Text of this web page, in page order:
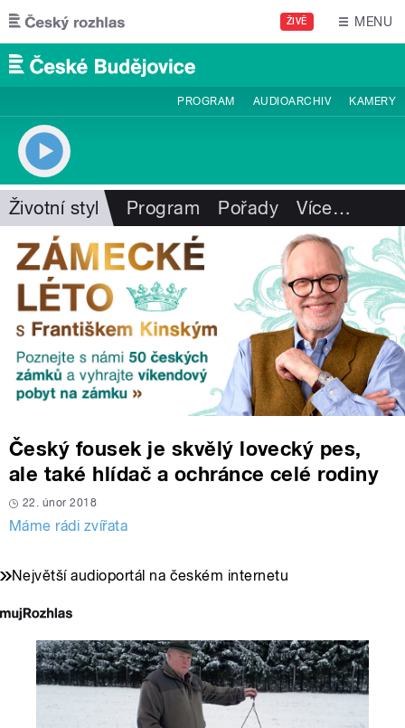
Přejít k hlavnímu obsahu
ŽIVĚ MENU
PROGRAM AUDIOARCHIV KAMERY
Životní styl Program Pořady Více…
Český fousek je skvělý lovecký pes,
ale také hlídač a ochránce celé rodiny
22. únor 2018
Máme rádi zvířata
Největší audioportál na českém internetu